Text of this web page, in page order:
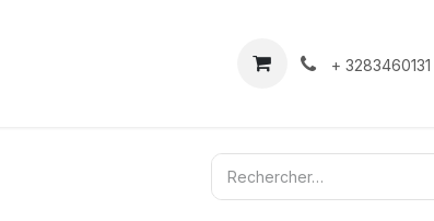
À propos Contact
+ 3283460131